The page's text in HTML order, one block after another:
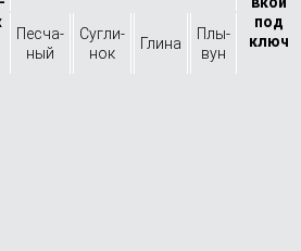
под
ключ
Песча­
ный
Сугли­
нок
Глина
Плы­
вун